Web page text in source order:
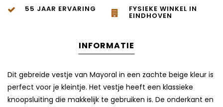
55 JAAR ERVARING FYSIEKE WINKEL IN
EINDHOVEN
INFORMATIE
Dit gebreide vestje van Mayoral in een zachte beige kleur is
perfect voor je kleintje. Het vestje heeft een klassieke
knoopsluiting die makkelijk te gebruiken is. De onderkant en